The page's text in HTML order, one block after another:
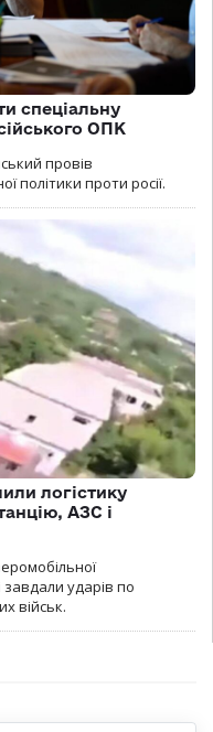
спеціальну
ОПК
провів
політики проти росії.
логістику
АЗС і
ударів по
військ.